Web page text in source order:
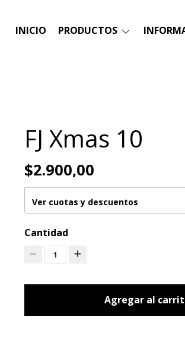
INICIO PRODUCTOS
FJ Xmas 10
$2.900,00
Ver cuotas y descuentos
Cantidad
1
Agregar al